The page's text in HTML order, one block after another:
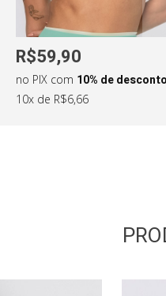
Medidas da modelo:
• Altura: 165cm
•Busto: 87cm
•
R$59,90
no PIX com 10% de desconto
10x de R$6,66